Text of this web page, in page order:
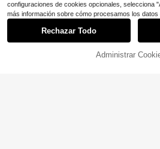
¡49% DE DESCUENTO!
configuraciones de cookies opcionales, selecciona
más información sobre cómo procesamos los datos
Rechazar Todo
Administrar